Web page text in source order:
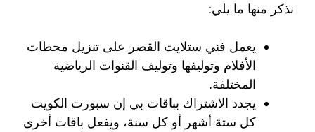
نذكر منها ما يلي:
يعمل فني ستلايت القصر على تنزيل محطات
الأفلام وتوليفها وتوليف القنوات الرياضية
المختلفة.
يجدد الاشتراك بباقات بي إن سبورت الكويت
كل ستة أشهر أو كل سنة، ويفعل باقات أخرى